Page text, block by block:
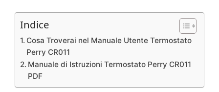
Indice
Cosa Troverai nel Manuale Utente Termostato
Perry CR011
Manuale di Istruzioni Termostato Perry CR011
PDF